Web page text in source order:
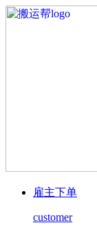
雇主下单
customer